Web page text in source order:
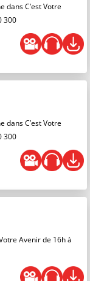
dans C’est Votre
300
dans C’est Votre
300
Avenir de 16h à